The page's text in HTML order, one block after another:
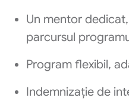
Un mentor
parcursul
Program flexibil,
Indemnizație de